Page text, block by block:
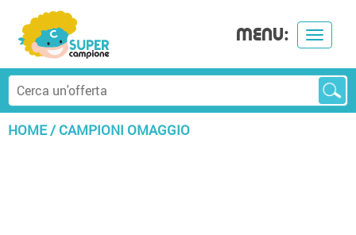
Toggle
MENU:
HOME/CAMPIONI OMAGGIO